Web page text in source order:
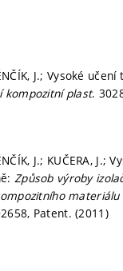
J.; Vysoké
kompozitní plast.
J.; KUČERA, J.;
Způsob výroby
Patent. (2011)